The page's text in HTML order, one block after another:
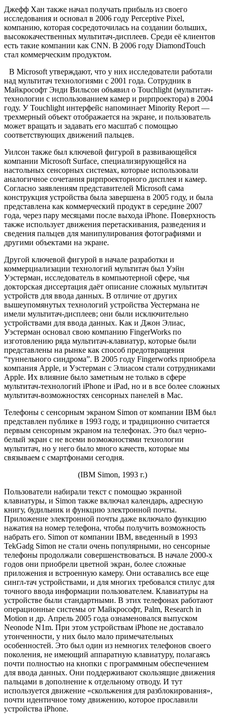
Джефф Хан также начал получать прибыль из своего
исследования и основал в 2006 году Perceptive Pixel,
компанию, которая сосредоточилась на создании больших,
высококачественных мультитач-дисплеев. Среди её клиентов
есть такие компании как CNN. В 2006 году DiamondTouch
стал коммерческим продуктом.
В Microsoft утверждают, что у них исследователи работали
над мультитач технологиями с 2001 года. Сотрудник в
Майкрософт Энди Вильсон объявил о Touchlight (мультитач-
технологии с использованием камер и рирпроектора) в 2004
году. У Touchlight интерфейс напоминает Minority Report —
трехмерный объект отображается на экране, и пользователь
может вращать и задавать его масштаб с помощью
соответствующих движений пальцев.
Уилсон также был ключевой фигурой в развивающейся
компании Microsoft Surface, специализирующейся на
настольных сенсорных системах, которые использовали
аналогичное сочетания рирпроекторного дисплея и камер.
Согласно заявлениям представителей Microsoft сама
конструкция устройства была завершена в 2005 году, и была
представлена как коммерческий продукт в середине 2007
года, через пару месяцами после выхода iPhone. Поверхность
также использует движения перетаскивания, разведения и
сведения пальцев для манипулирования фотографиями и
другими объектами на экране.
Другой ключевой фигурой в начале разработки и
коммерциализации технологий мультитач был Уэйн
Уэстерман, исследователь в компьютерной сфере, чья
докторская диссертация даёт описание сложных мультитач
устройств для ввода данных. В отличие от других
вышеупомянутых технологий устройства Уестермана не
имели мультитач-дисплеев; они были исключительно
устройствами для ввода данных. Как и Джон Элиас,
Уэстерман основал свою компанию FingerWorks по
изготовлению ряда мультитач-клавиатур, которые были
представлены на рынке как способ предотвращения
“туннельного синдрома”. В 2005 году Fingerworks приобрела
компания Apple, и Уэстерман с Элиасом стали сотрудниками
Apple. Их влияние было заметным не только в сфере
мультитач-технологий iPhone и iPad, но и в все более сложных
мультитач-возможностях сенсорных панелей в Mac.
Телефоны с сенсорным экраном Simon от компании IBM был
представлен публике в 1993 году, и традиционно считается
первым сенсорным экраном на телефонах. Это был черно-
белый экран с не всеми возможностями технологии
мультитач, но у него было много качеств, которые мы
связываем с смартфонами сегодня.
(IBM Simon, 1993 г.)
Пользователи набирали текст с помощью экранной
клавиатуры, и Simon также включал календарь, адресную
книгу, будильник и функцию электронной почты.
Приложение электронной почты даже включало функцию
нажатия на номер телефона, чтобы получить возможность
набрать его. Simon от компании IBM, введенный в 1993
TekGadg Simon не стали очень популярными, но сенсорные
телефоны продолжали совершенствоваться. В начале 2000-х
годов они приобрели цветной экран, более сложные
приложения и встроенную камеру. Они оставались все еще
сингл-тач устройствами, и для многих требовался стилус для
точного ввода информации пользователем. Клавиатуры на
устройстве были стандартными. В этих телефонах работают
операционные системы от Майкрософт, Palm, Research in
Motion и др. Апрель 2005 года ознаменовался выпуском
Neonode N1m. При этом устройствам iPhone не доставало
утонченности, у них было мало примечательных
особенностей. Это был один из немногих телефонов своего
поколения, не имеющий аппаратную клавиатуру, полагаясь
почти полностью на кнопки с программным обеспечением
для ввода данных. Они поддерживают скользящие движения
пальцами в дополнение к отдельному отводу. И тут
используется движение «скольжения для разблокирования»,
почти идентичное тому движению, которое прославили
устройства iPhone.